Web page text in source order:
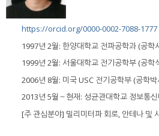
https://orcid.org/0000-0002-7088-1777
1997년 2월: 한양대학교 전파공학과 (공학
1999년 2월: 서울대학교 전기공학부 (공학
2006년 8월: 미국 USC 전기공학부 (공학박
2013년 5월～현재: 성균관대학교 정보통
[주 관심분야] 밀리미터파 회로, 안테나 및